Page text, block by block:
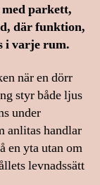
parkett,
där funktion,
i varje rum.
när en dörr
styr både ljus
under
anlitas handlar
en yta utan om
levnadssätt